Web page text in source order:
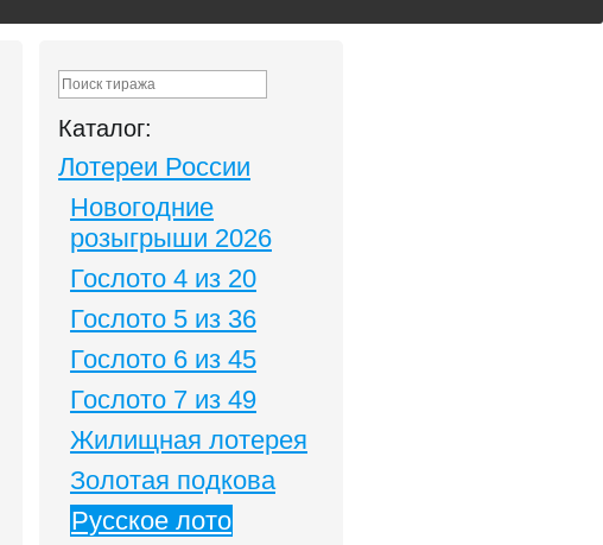
Каталог:
Лотереи России
Новогодние
розыгрыши 2026
Гослото 4 из 20
Гослото 5 из 36
Гослото 6 из 45
Гослото 7 из 49
Жилищная лотерея
Золотая подкова
Русское лото